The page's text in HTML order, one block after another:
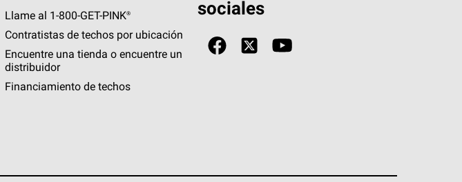
Llame al 1-800-GET -PINK®
Contratistas de techos por ubicación
Encuentre una tienda o encuentre un
distribuidor
Financiamiento de techos
sociales